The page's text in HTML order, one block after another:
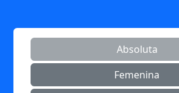
Absoluta
Femenina